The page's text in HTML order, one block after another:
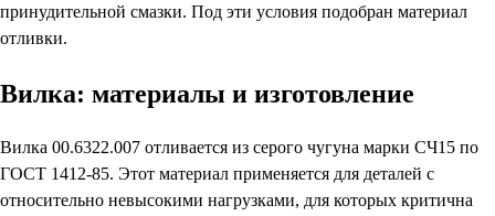
принудительной смазки. Под эти условия подобран материал
отливки.
Вилка: материалы и изготовление
Вилка 00.6322.007 отливается из серого чугуна марки СЧ15 по
ГОСТ 1412-85. Этот материал применяется для деталей с
относительно невысокими нагрузками, для которых критична